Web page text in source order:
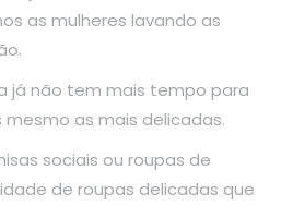
as mulheres lavando as
já não tem mais tempo para
as mais delicadas.
sociais ou roupas de
de roupas delicadas que